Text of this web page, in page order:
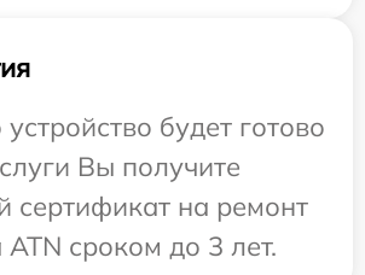
будет готово
Вы получите
сертификат на ремонт
ATN сроком до 3 лет.